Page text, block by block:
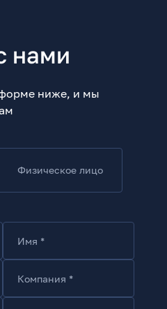
нами
ниже, и мы
Физическое лицо
Имя *
Компания *